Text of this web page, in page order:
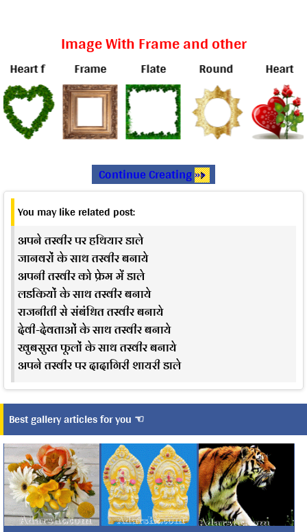
Image With Frame and other
f Frame Round Heart
Continue Creating »»
You may like related post:
अपने तस्वीर पर हथियार डाले
जानवरों के साथ तस्वीर बनाये
अपनी तस्वीर को फ्रेम में डाले
लडकियों के साथ तस्वीर बनाये
राजनीती से संबंधित तस्वीर बनाये
देवी-देवताओं के साथ तस्वीर बनाये
खुबसुरत फूलों के साथ तस्वीर बनाये
अपने तस्वीर पर दादागिरी शायरी डाले
Best gallery articles for you ☜